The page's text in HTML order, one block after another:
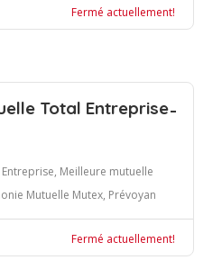
Fermé actuellement!
Total Entreprise
Meilleure mutuelle
Mutuelle Mutex, Prévoyan
Fermé actuellement!